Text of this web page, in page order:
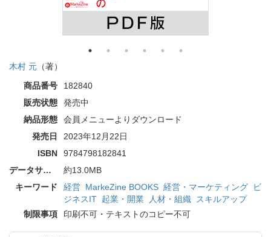
木村 元 （著）
商品番号
182840
販売状態
発売中
納品形態
会員メニューよりダウンロード
発売日
2023年12月22日
ISBN
9784798182841
データサイズ
約13.0MB
キーワード
経営 MarkeZine BOOKS 経営・マーケティング
ビ
ジネスIT 起業・開業 人材・組織
スキルアップ
制限事項
印刷不可・テキストのコピー不可